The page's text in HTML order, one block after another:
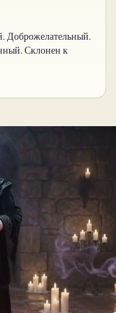
Доброжелательный.
Склонен к